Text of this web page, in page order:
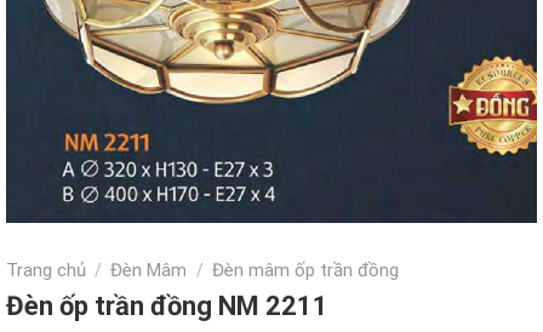
Trang chủ / Đèn Mâm / Đèn mâm ốp trần đồng
Đèn ốp trần đồng NM 2211